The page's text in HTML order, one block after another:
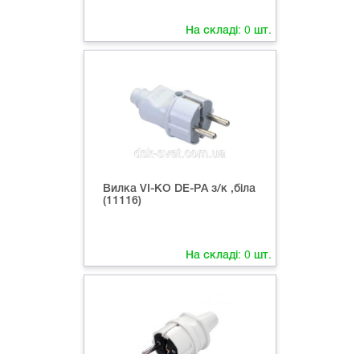
На складі: 0 шт.
Вилка VI-KO DЕ-PА з/к ,біла
(11116)
На складі: 0 шт.